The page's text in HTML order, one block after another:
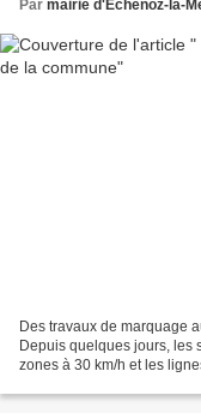
Par mairie d'Echenoz-la-
Des travaux de marquage
Depuis quelques jours, les
zones à 30 km/h et les